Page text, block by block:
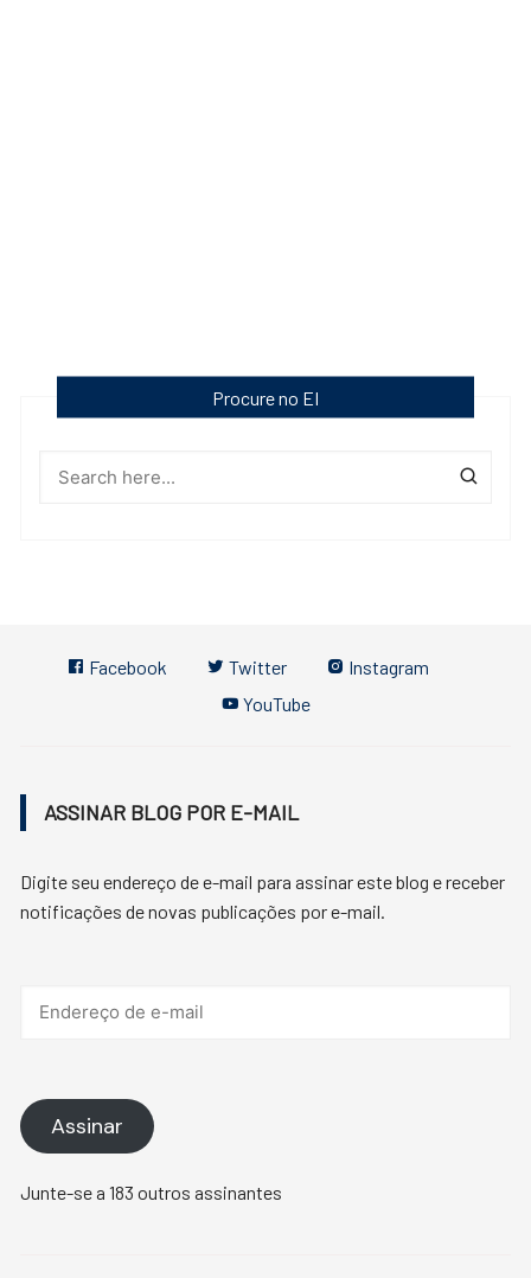
Procure no EI
Facebook Twitter
Instagram
YouTube
ASSINAR BLOG POR E-MAIL
Digite seu endereço de e-mail para assinar este blog e receber
notificações de novas publicações por e-mail.
Assinar
Junte-se a 183 outros assinantes